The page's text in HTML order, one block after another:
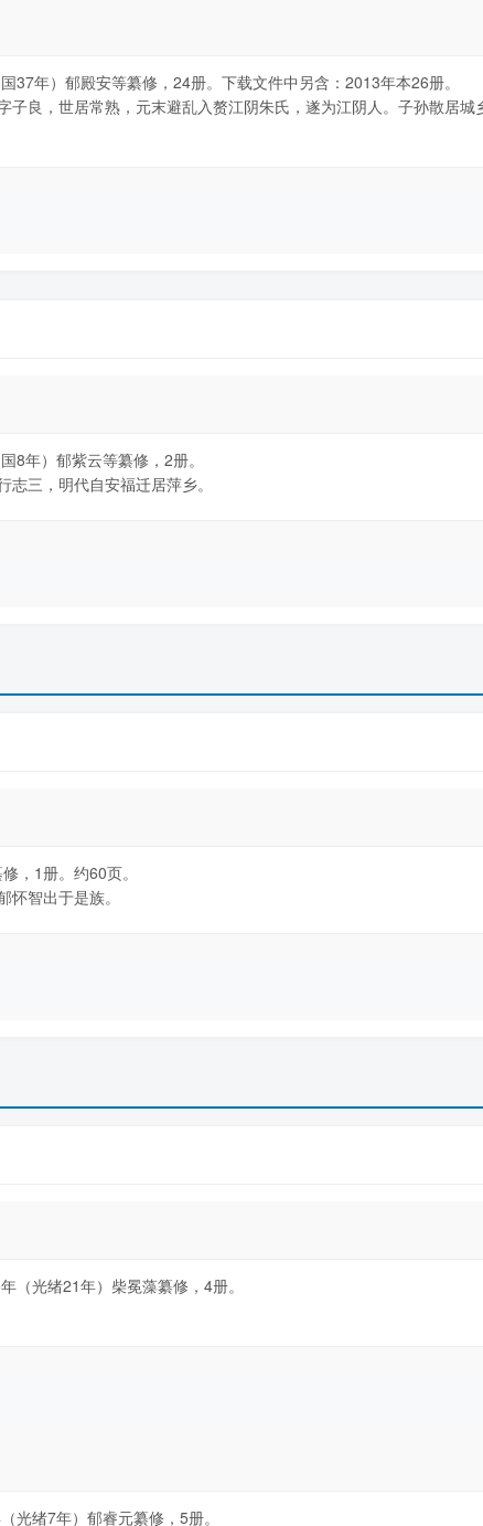
37年）郁殿安等纂修，24册。下载文件中另含：2013年本26册。
子良，世居常熟，元末避乱入赘江阴朱氏，遂为江阴人。子孙散居
8年）郁紫云等纂修，2册。
三，明代自安福迁居萍乡。
，1册。约60页。
智出于是族。
（光绪21年）柴冕藻纂修，4册。
光绪7年）郁睿元纂修，5册。